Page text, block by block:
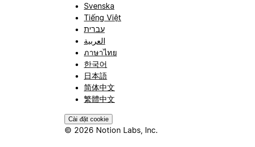
Svenska
Tiếng Việt
עברית
العربية
ภาษาไทย
한국어
日本語
简体中文
繁體中文
Cài đặt cookie
© 2026 Notion Labs, Inc.